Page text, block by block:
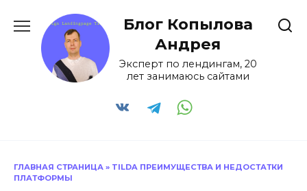
содержанию
Блог Копылова
Андрея
Эксперт по лендингам, 20
лет занимаюсь сайтами
ГЛАВНАЯ СТРАНИЦА » TILDA ПРЕИМУЩЕСТВА И НЕДОСТАТКИ
ПЛАТФОРМЫ